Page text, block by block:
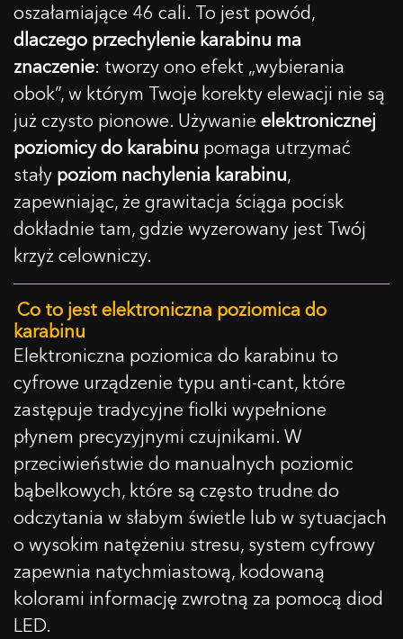
oszałamiające 46 cali. To jest powód,
dlaczego przechylenie karabinu ma
znaczenie: tworzy ono efekt „wybierania
obok”, w którym Twoje korekty elewacji nie są
już czysto pionowe. Używanie elektronicznej
poziomicy do karabinu pomaga utrzymać
stały poziom nachylenia karabinu,
zapewniając, że grawitacja ściąga pocisk
dokładnie tam, gdzie wyzerowany jest Twój
krzyż celowniczy.
Co to jest elektroniczna poziomica do
karabinu
Elektroniczna poziomica do karabinu to
cyfrowe urządzenie typu anti-cant, które
zastępuje tradycyjne fiolki wypełnione
płynem precyzyjnymi czujnikami. W
przeciwieństwie do manualnych poziomic
bąbelkowych, które są często trudne do
odczytania w słabym świetle lub w sytuacjach
o wysokim natężeniu stresu, system cyfrowy
zapewnia natychmiastową, kodowaną
kolorami informację zwrotną za pomocą diod
LED.